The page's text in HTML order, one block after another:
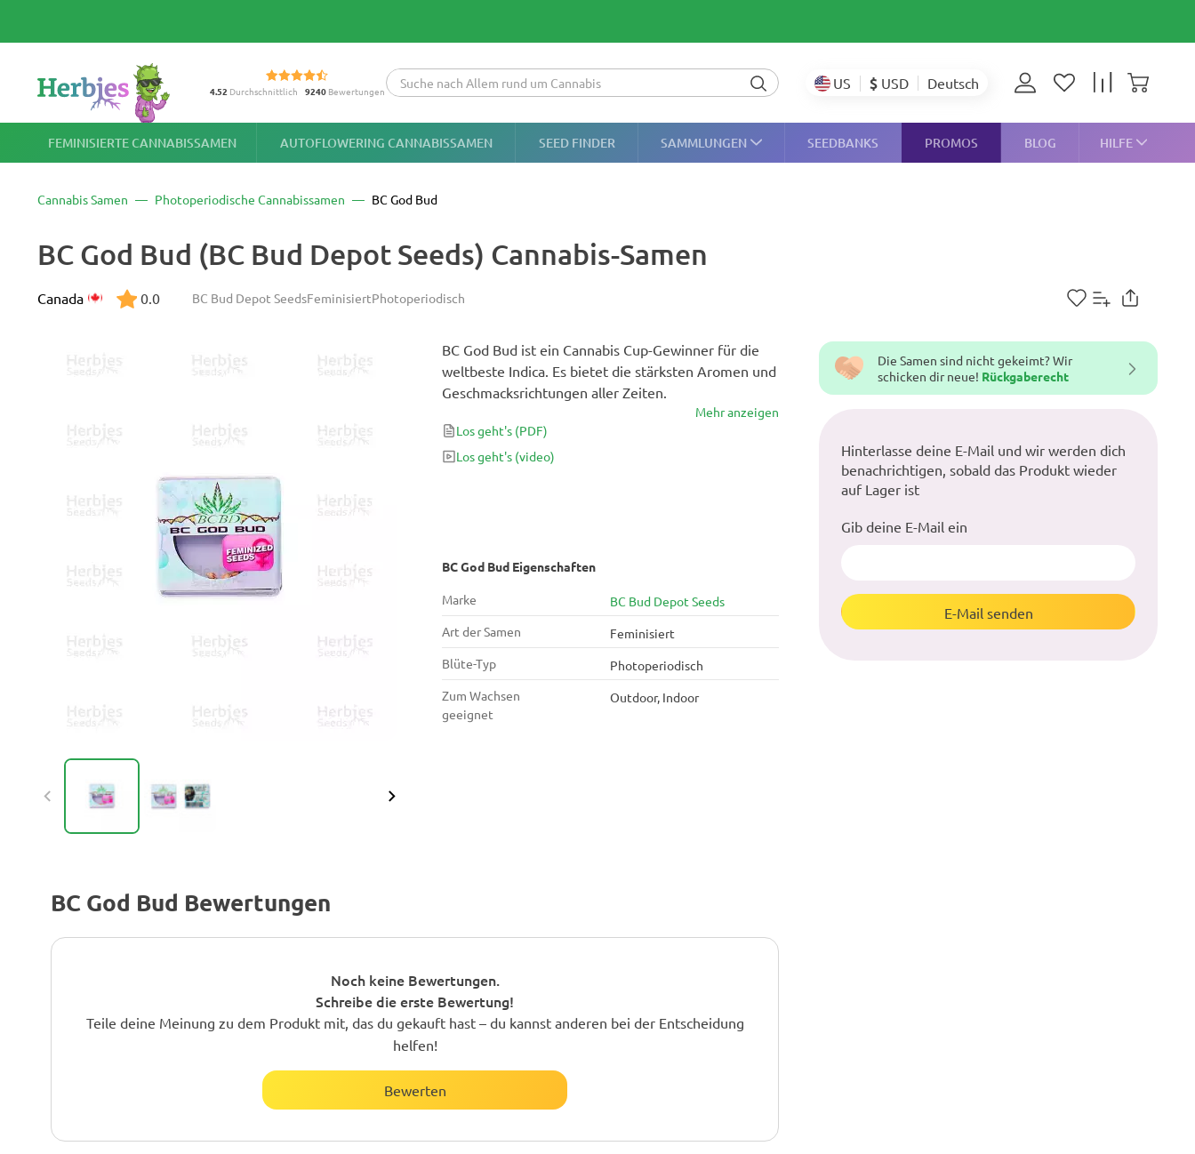
4.52 Durchschnittlich 9240Bewertungen US $ USD Deutsch
FEMINISIERTE CANNABISSAMEN AUTOFLOWERING CANNABISSAMEN SEED FINDER SAMMLUNGEN SEEDBANKS PROMOS BLOG HILFE
Cannabis Samen Photoperiodische Cannabissamen BC God Bud
BC God Bud (BC Bud Depot Seeds) Cannabis-Samen
BC Bud Depot SeedsFeminisiertPhotoperiodisch
Canada 0.0
BC God Bud Eigenschaften
Marke
BC Bud Depot Seeds
Art der Samen
Feminisiert
Blüte-Typ
Photoperiodisch
Zum Wachsen
geeignet
Outdoor, Indoor
BC God Bud Bewertungen
Noch keine Bewertungen.
Schreibe die erste Bewertung!
Teile deine Meinung zu dem Produkt mit, das du gekauft hast – du kannst anderen bei der Entscheidung
helfen!
Bewerten
BC God Bud ist ein Cannabis Cup-Gewinner für die
weltbeste Indica. Es bietet die stärksten Aromen und
Geschmacksrichtungen aller Zeiten.
Mehr anzeigen
Los geht's (PDF)
Los geht's (video)
Die Samen sind nicht gekeimt? Wir
schicken dir neue! Rückgaberecht
Hinterlasse deine E-Mail und wir werden dich
benachrichtigen, sobald das Produkt wieder
auf Lager ist
Gib deine E-Mail ein
E-Mail senden